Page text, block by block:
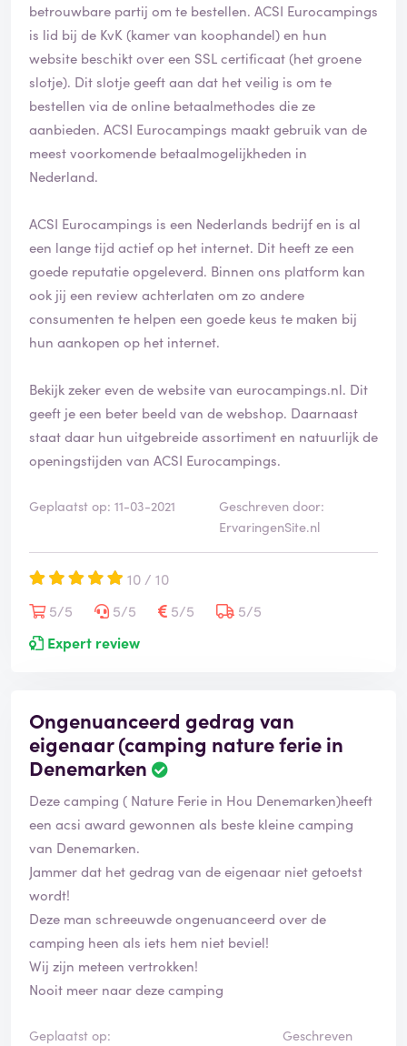
betrouwbare partij om te bestellen. ACSI Eurocampings
is lid bij de KvK (kamer van koophandel) en hun
website beschikt over een SSL certificaat (het groene
slotje). Dit slotje geeft aan dat het veilig is om te
bestellen via de online betaalmethodes die ze
aanbieden. ACSI Eurocampings maakt gebruik van de
meest voorkomende betaalmogelijkheden in
Nederland.
ACSI Eurocampings is een Nederlands bedrijf en is al
een lange tijd actief op het internet. Dit heeft ze een
goede reputatie opgeleverd. Binnen ons platform kan
ook jij een review achterlaten om zo andere
consumenten te helpen een goede keus te maken bij
hun aankopen op het internet.
Bekijk zeker even de website van eurocampings.nl. Dit
geeft je een beter beeld van de webshop. Daarnaast
staat daar hun uitgebreide assortiment en natuurlijk de
openingstijden van ACSI Eurocampings.
Geplaatst op: 11-03-2021
Geschreven door:
ErvaringenSite.nl
10 / 10
5/5
5/5 5/5
5/5
Expert review
Ongenuanceerd gedrag van
eigenaar (camping nature ferie in
Denemarken
Deze camping ( Nature Ferie in Hou Denemarken)heeft
een acsi award gewonnen als beste kleine camping
van Denemarken.
Jammer dat het gedrag van de eigenaar niet getoetst
wordt!
Deze man schreeuwde ongenuanceerd over de
camping heen als iets hem niet beviel!
Wij zijn meteen vertrokken!
Nooit meer naar deze camping
Geplaatst op:
Geschreven